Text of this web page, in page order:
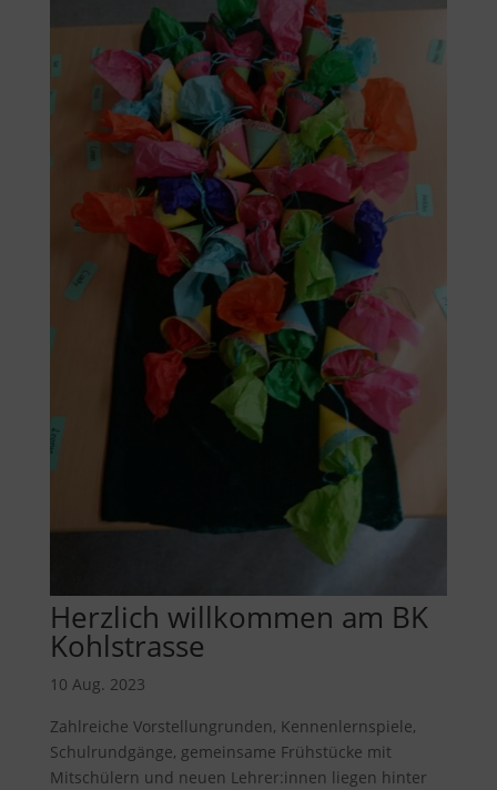
Herzlich willkommen am BK
Kohlstrasse
10 Aug. 2023
Zahlreiche Vorstellungrunden, Kennenlernspiele,
Schulrundgänge, gemeinsame Frühstücke mit
Mitschülern und neuen Lehrer:innen liegen hinter